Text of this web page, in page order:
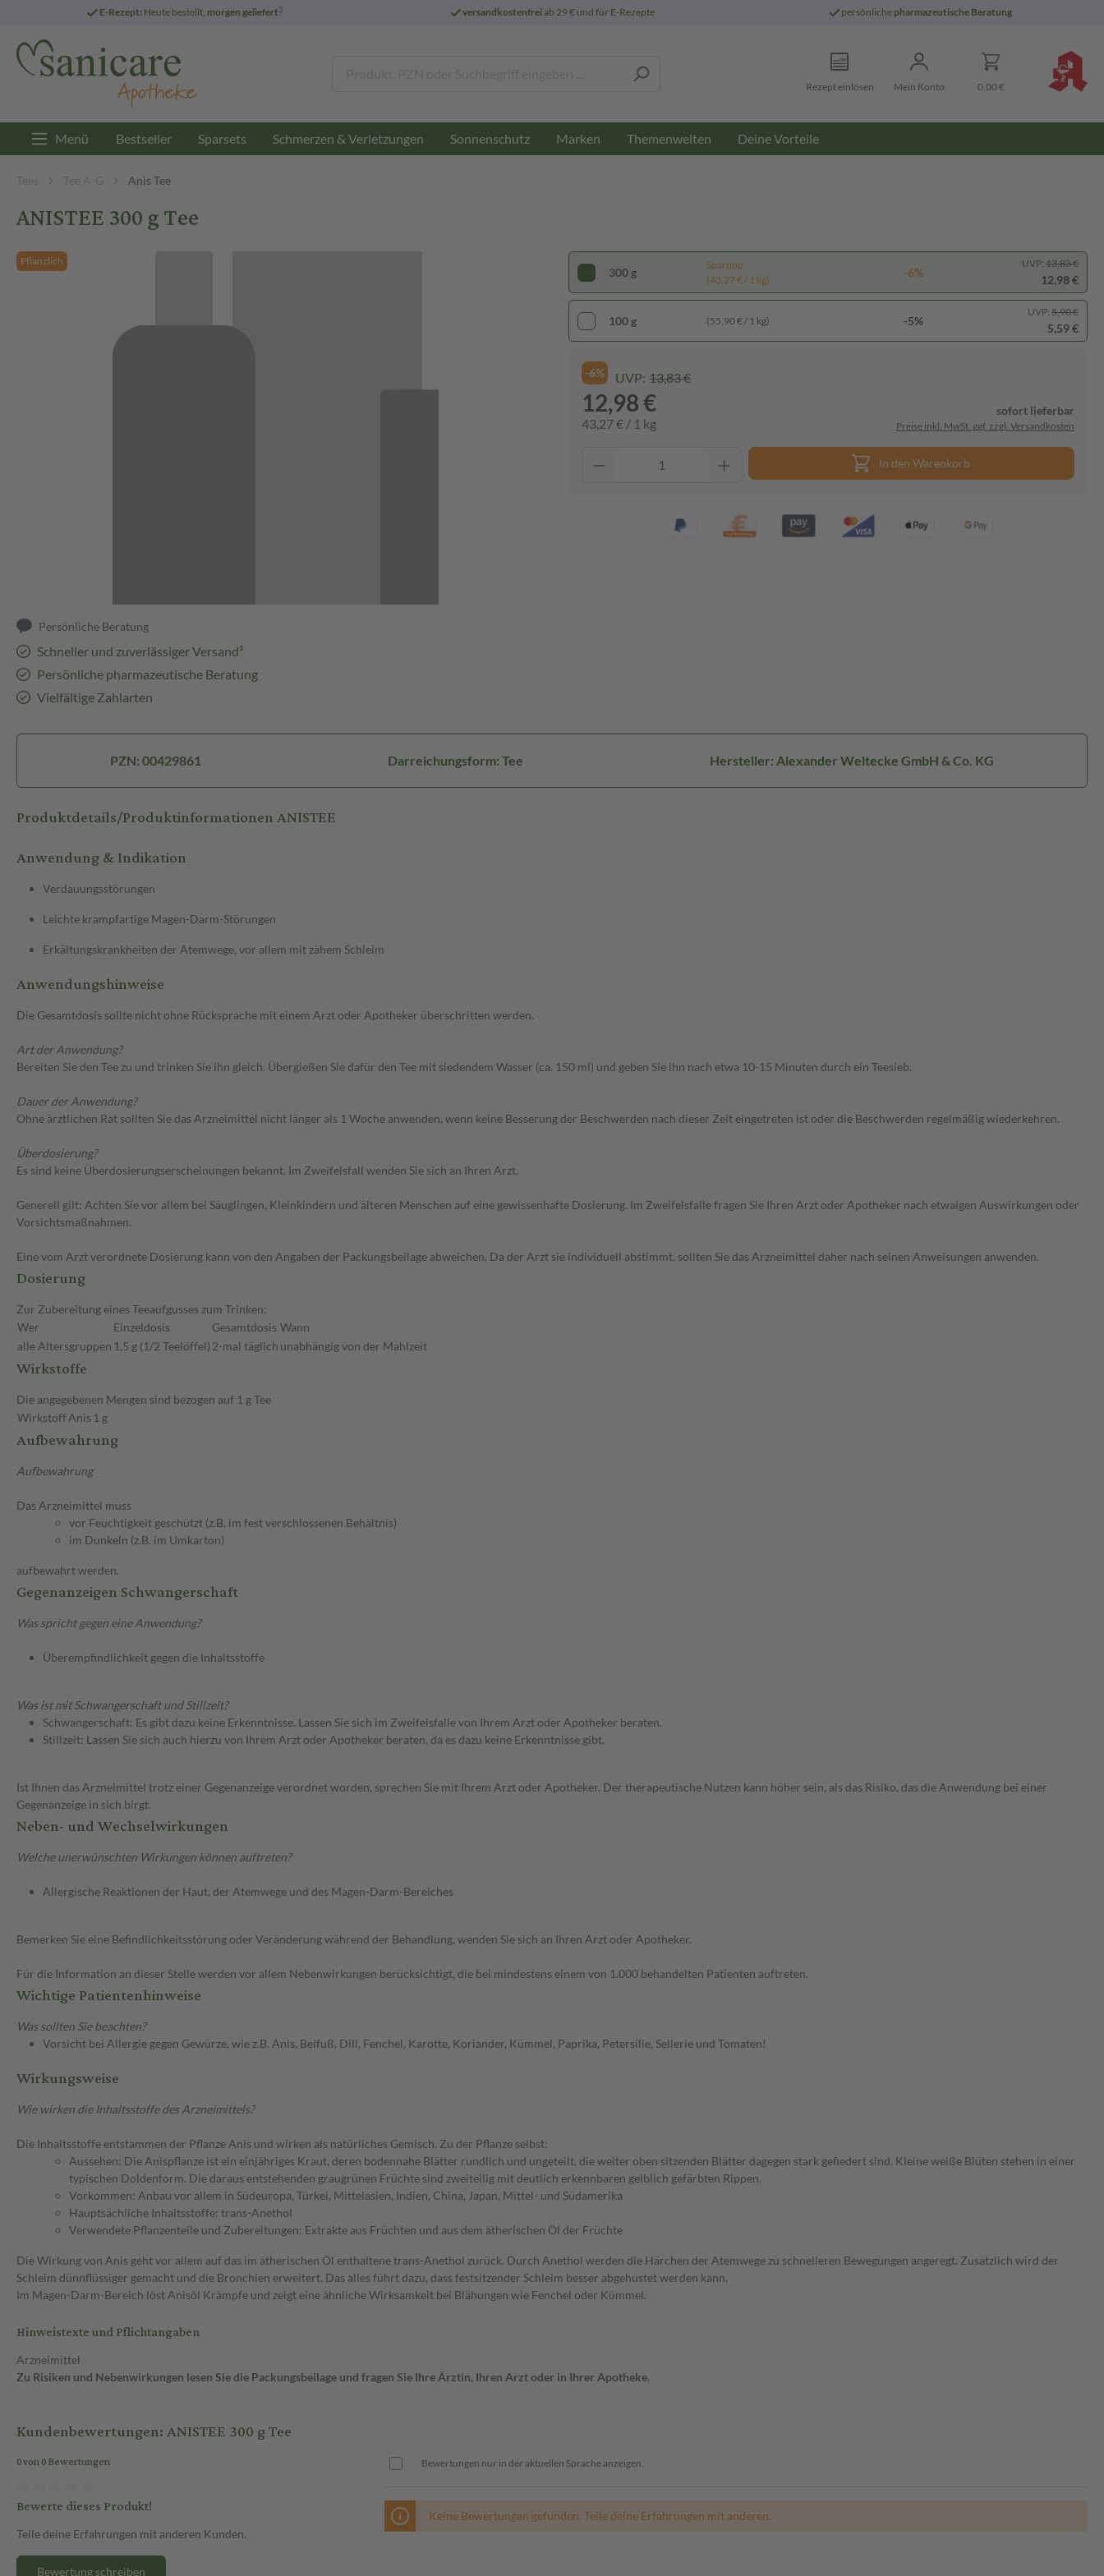
E-Rezept: Heute bestellt, morgen geliefert3 versandkostenfreiab 29 € und für E-Rezepte persönliche pharmazeutische Beratung
Rezept einlösen Mein Konto 0,00 €
Menü Bestseller Sparsets Schmerzen & Verletzungen Sonnenschutz Marken Themenwelten Deine Vorteile
Tees Tee A-G Anis Tee
ANISTEE 300 g Tee
Pflanzlich
Persönliche Beratung
Schneller und zuverlässiger Versand³
Persönliche pharmazeutische Beratung
Vielfältige Zahlarten
300 g
Spartipp
(43,27 € / 1 kg)
-6%
UVP: 13,83 €
12,98 €
100 g (55,90 € / 1 kg) -5%
UVP: 5,90 €
5,59 €
-6% UVP: 13,83 €
12,98 €
43,27 € / 1 kg
sofort lieferbar
Preise inkl. MwSt. ggf. zzgl. Versandkosten
In den Warenkorb
PZN: 00429861 Darreichungsform: Tee Hersteller: Alexander Weltecke GmbH & Co. KG
Produktdetails/Produktinformationen ANISTEE
Anwendung & Indikation
Verdauungsstörungen
Leichte krampfartige Magen-Darm-Störungen
Erkältungskrankheiten der Atemwege, vor allem mit zähem Schleim
Anwendungshinweise
Die Gesamtdosis sollte nicht ohne Rücksprache mit einem Arzt oder Apotheker überschritten werden.
Art der Anwendung?
Bereiten Sie den Tee zu und trinken Sie ihn gleich. Übergießen Sie dafür den Tee mit siedendem Wasser (ca. 150 ml) und geben Sie ihn nach etwa 10-15 Minuten durch ein Teesieb.
Dauer der Anwendung?
Ohne ärztlichen Rat sollten Sie das Arzneimittel nicht länger als 1 Woche anwenden, wenn keine Besserung der Beschwerden nach dieser Zeit eingetreten ist oder die Beschwerden regelmäßig wiederkehren.
Überdosierung?
Es sind keine Überdosierungserscheinungen bekannt. Im Zweifelsfall wenden Sie sich an Ihren Arzt.
Generell gilt: Achten Sie vor allem bei Säuglingen, Kleinkindern und älteren Menschen auf eine gewissenhafte Dosierung. Im Zweifelsfalle fragen Sie Ihren Arzt oder Apotheker nach etwaigen Auswirkungen oder
Vorsichtsmaßnahmen.
Eine vom Arzt verordnete Dosierung kann von den Angaben der Packungsbeilage abweichen. Da der Arzt sie individuell abstimmt, sollten Sie das Arzneimittel daher nach seinen Anweisungen anwenden.
Dosierung
Zur Zubereitung eines Teeaufgusses zum Trinken:
Wer
Einzeldosis Gesamtdosis Wann
alle Altersgruppen 1,5 g (1/2 Teelöffel) 2-mal täglich unabhängig von der Mahlzeit
Wirkstoffe
Die angegebenen Mengen sind bezogen auf 1 g Tee
WirkstoffAnis 1 g
Aufbewahrung
Aufbewahrung
Das Arzneimittel muss
vor Feuchtigkeit geschützt (z.B. im fest verschlossenen Behältnis)
im Dunkeln (z.B. im Umkarton)
aufbewahrt werden.
Gegenanzeigen Schwangerschaft
Was spricht gegen eine Anwendung?
Überempfindlichkeit gegen die Inhaltsstoffe
Was ist mit Schwangerschaft und Stillzeit?
Schwangerschaft: Es gibt dazu keine Erkenntnisse. Lassen Sie sich im Zweifelsfalle von Ihrem Arzt oder Apotheker beraten.
Stillzeit: Lassen Sie sich auch hierzu von Ihrem Arzt oder Apotheker beraten, da es dazu keine Erkenntnisse gibt.
Ist Ihnen das Arzneimittel trotz einer Gegenanzeige verordnet worden, sprechen Sie mit Ihrem Arzt oder Apotheker. Der therapeutische Nutzen kann höher sein, als das Risiko, das die Anwendung bei einer
Gegenanzeige in sich birgt.
Neben- und Wechselwirkungen
Welche unerwünschten Wirkungen können auftreten?
Allergische Reaktionen der Haut, der Atemwege und des Magen-Darm-Bereiches
Bemerken Sie eine Befindlichkeitsstörung oder Veränderung während der Behandlung, wenden Sie sich an Ihren Arzt oder Apotheker.
Für die Information an dieser Stelle werden vor allem Nebenwirkungen berücksichtigt, die bei mindestens einem von 1.000 behandelten Patienten auftreten.
Wichtige Patientenhinweise
Was sollten Sie beachten?
Vorsicht bei Allergie gegen Gewürze, wie z.B. Anis, Beifuß, Dill, Fenchel, Karotte, Koriander, Kümmel, Paprika, Petersilie, Sellerie und Tomaten!
Wirkungsweise
Wie wirken die Inhaltsstoffe des Arzneimittels?
Die Inhaltsstoffe entstammen der Pflanze Anis und wirken als natürliches Gemisch. Zu der Pflanze selbst:
Aussehen: Die Anispflanze ist ein einjähriges Kraut, deren bodennahe Blätter rundlich und ungeteilt, die weiter oben sitzenden Blätter dagegen stark gefiedert sind. Kleine weiße Blüten stehen in einer
typischen Doldenform. Die daraus entstehenden graugrünen Früchte sind zweiteilig mit deutlich erkennbaren gelblich gefärbten Rippen.
Vorkommen: Anbau vor allem in Südeuropa, Türkei, Mittelasien, Indien, China, Japan, Mittel- und Südamerika
Hauptsächliche Inhaltsstoffe: trans-Anethol
Verwendete Pflanzenteile und Zubereitungen: Extrakte aus Früchten und aus dem ätherischen Öl der Früchte
Die Wirkung von Anis geht vor allem auf das im ätherischen Öl enthaltene trans-Anethol zurück. Durch Anethol werden die Härchen der Atemwege zu schnelleren Bewegungen angeregt. Zusätzlich wird der
Schleim dünnflüssiger gemacht und die Bronchien erweitert. Das alles führt dazu, dass festsitzender Schleim besser abgehustet werden kann.
Im Magen-Darm-Bereich löst Anisöl Krämpfe und zeigt eine ähnliche Wirksamkeit bei Blähungen wie Fenchel oder Kümmel.
Hinweistexte und Pflichtangaben
Arzneimittel
Zu Risiken und Nebenwirkungen lesen Sie die Packungsbeilage und fragen Sie Ihre Ärztin, Ihren Arzt oder in Ihrer Apotheke.
Kundenbewertungen: ANISTEE 300 g Tee
0 von 0 Bewertungen
Bewerte dieses Produkt!
Teile deine Erfahrungen mit anderen Kunden.
Bewertung schreiben
Bewertungen nur in der aktuellen Sprache anzeigen.
Keine Bewertungen gefunden. Teile deine Erfahrungen mit anderen.